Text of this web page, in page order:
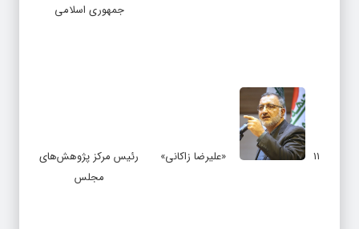
جمهوری اسلامی
۱۱ «علیرضا زاکانی»
رئیس مرکز پژوهش‌های
مجلس